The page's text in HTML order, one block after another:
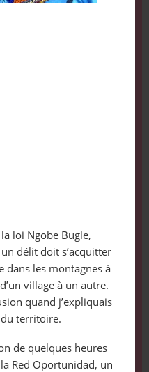
loi Ngobe Bugle,
délit doit s’acquitter
dans les montagnes à
village à un autre.
quand j’expliquais
du territoire.
de quelques heures
Red Oportunidad, un